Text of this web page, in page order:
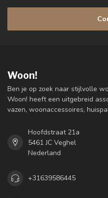
Woon!
Ben je op zoek naar stijlvolle
Woon! heeft een uitgebreid
vazen, woonaccessoires,
Hoofdstraat 21a
5461 JC Veghel
Nederland
+31639586445